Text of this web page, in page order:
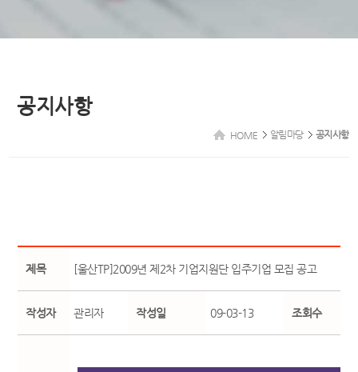
공지사항
HOME 알림마당 공지사항
제목 [울산TP]2009년 제2차 기업지원단 입주기업 모집 공고
작성자 관리자 작성일 09-03-13 조회수